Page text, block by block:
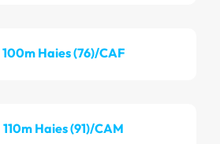
100m Haies (76)/CAF
110m Haies (91)/CAM